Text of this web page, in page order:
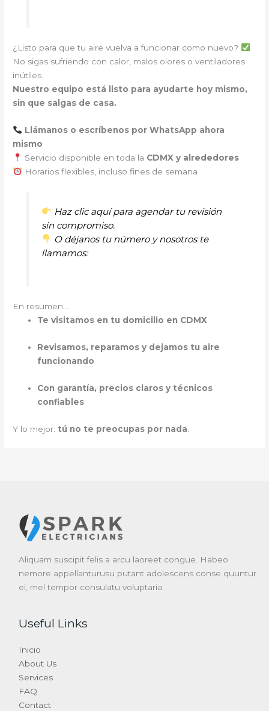
¿Listo para que tu aire vuelva a funcionar como nuevo?
No sigas sufriendo con calor, malos olores o ventiladores
inútiles.
Nuestro equipo está listo para ayudarte hoy mismo,
sin que salgas de casa.
Llámanos o escríbenos por WhatsApp ahora
mismo
Servicio disponible en toda la CDMX y alrededores
Horarios flexibles, incluso fines de semana
Haz clic aquí para agendar tu revisión
sin compromiso.
O déjanos tu número y nosotros te
llamamos:
En resumen…
Te visitamos en tu domicilio en CDMX
Revisamos, reparamos y dejamos tu aire
funcionando
Con garantía, precios claros y técnicos
confiables
Y lo mejor: tú no te preocupas por nada
Aliquam suscipit felis a arcu laoreet congue. Habeo
nemore appellanturusu putant adolescens conse quuntur
ei, mel tempor consulatu voluptaria.
Useful Links
Inicio
About Us
Services
FAQ
Contact